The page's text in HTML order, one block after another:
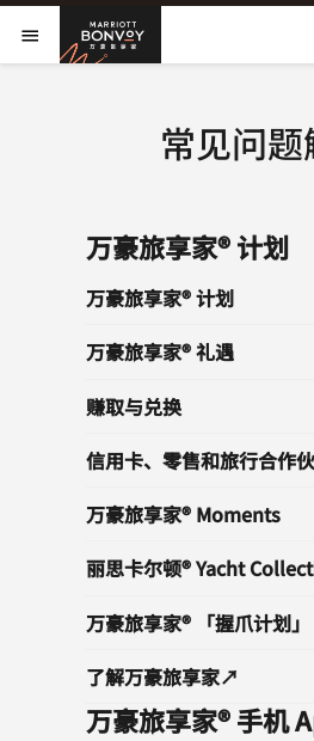
跳到内容
打开菜单Marriott
常见问
万豪旅享家® 计划
万豪旅享家® 计划
万豪旅享家® 礼遇
赚取与兑换
信用卡、零售和旅行合作
万豪旅享家® Moments
丽思卡尔顿® Yacht
万豪旅享家® 「握爪计划」
了解万豪旅享家↗
万豪旅享家® 手机